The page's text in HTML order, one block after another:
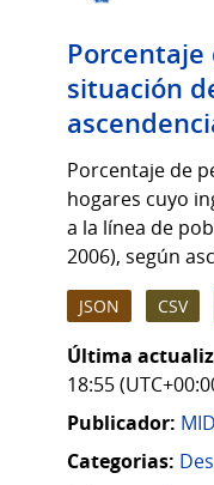
Porcentaje
situación
Porcentaje de
hogares cuyo
a la línea de
2006), según
JSON CSV
Última
18:55
Publicador:
Categorias: